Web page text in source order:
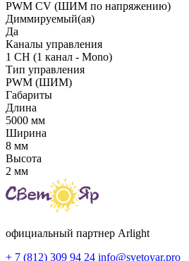
PWM СV (ШИМ по напряжению)
Диммируемый(ая)
Да
Каналы управления
1 CH (1 канал - Mono)
Тип управления
PWM (ШИМ)
Габариты
Длина
5000 мм
Ширина
8 мм
Высота
2 мм
официальный партнер Arlight
+ 7 (812) 309 94 24 info@svetoyar.pro